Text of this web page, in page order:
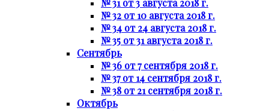
№ 31 от 3 августа 2018 г.
№ 32 от 10 августа 2018 г.
№ 34 от 24 августа 2018 г.
№ 35 от 31 августа 2018 г.
Сентябрь
№ 36 от 7 сентября 2018 г.
№ 37 от 14 сентября 2018 г.
№ 38 от 21 сентября 2018 г.
Октябрь